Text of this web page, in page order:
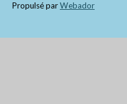
Propulsé parWebador